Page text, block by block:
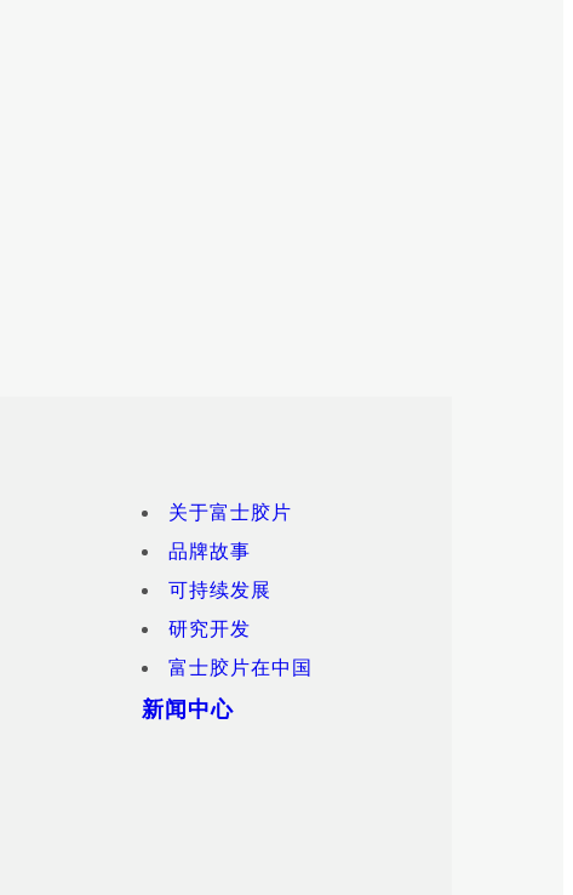
关于富士胶片
品牌故事
可持续发展
研究开发
富士胶片在中国
新闻中心